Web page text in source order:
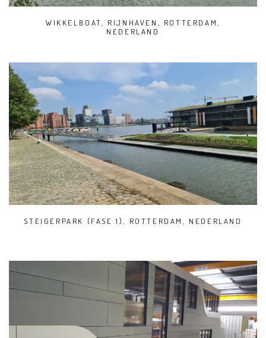
WIKKELBOAT, RIJNHAVEN, ROTTERDAM,
NEDERLAND
STEIGERPARK (FASE 1), ROTTERDAM, NEDERLAND